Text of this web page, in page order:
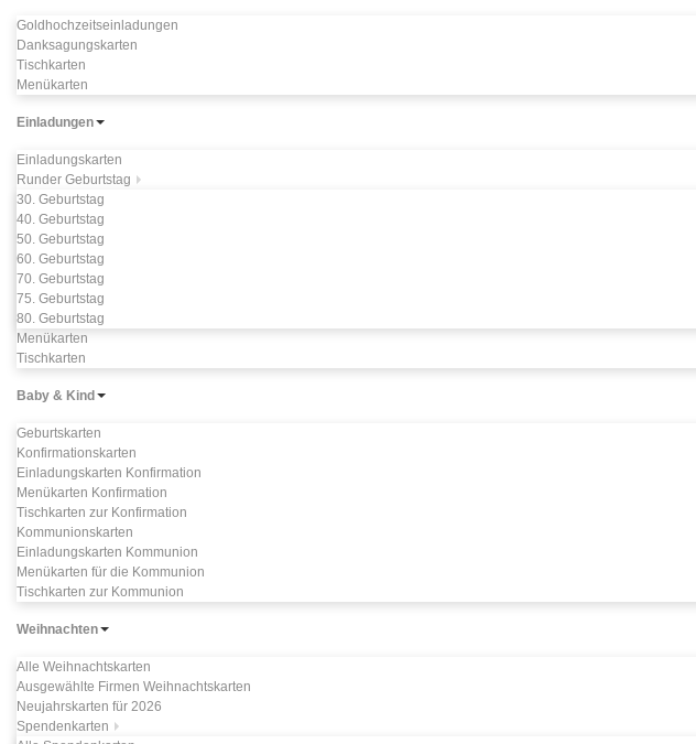
Goldhochzeitseinladungen
Danksagungskarten
Tischkarten
Menükarten
Einladungen
Einladungskarten
Runder Geburtstag
30. Geburtstag
40. Geburtstag
50. Geburtstag
60. Geburtstag
70. Geburtstag
75. Geburtstag
80. Geburtstag
Menükarten
Tischkarten
Baby & Kind
Geburtskarten
Konfirmationskarten
Einladungskarten Konfirmation
Menükarten Konfirmation
Tischkarten zur Konfirmation
Kommunionskarten
Einladungskarten Kommunion
Menükarten für die Kommunion
Tischkarten zur Kommunion
Weihnachten
Alle Weihnachtskarten
Ausgewählte Firmen Weihnachtskarten
Neujahrskarten für 2026
Spendenkarten